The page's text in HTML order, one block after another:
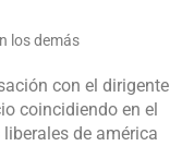
los demás
con el dirigente
coincidiendo en el
de américa